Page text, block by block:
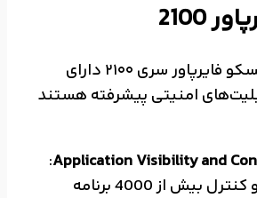
2100
فایروال‌های سیسکو فایرپاور سری 2100 دارای
امنیتی پیشرفته هستند
Application Visibility and
:
شناسایی و کنترل بیش از 4000 برنامه